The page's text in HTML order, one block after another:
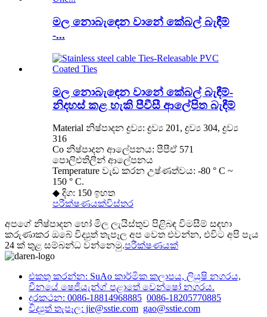
මල නොබැඳෙන වානේ කේබල් බැඳීම්
-...
මල නොබැඳෙන වානේ කේබල් බැඳීම්-
නිදහස් කළ හැකි පීවීසී ආලේපිත බැඳීම්
Material නිෂ්පාදන ද්‍රව්‍ය: ද්‍රව්‍ය 201, ද්‍රව්‍ය 304, ද්‍රව්‍ය
316
Co නිෂ්පාදන ආලේපනය: පීපීඒ 571
පොලිඑතිලීන් ආලේපනය
Temperature වැඩ කරන උෂ්ණත්වය: -80 ° C ~
150 ° C.
◆ දිග: 150 ඉහත
පරීක්ෂණයක්විස්තර
අපගේ නිෂ්පාදන හෝ මිල ලැයිස්තුව පිළිබඳ විමසීම් සඳහා
කරුණාකර ඔබේ විද්‍යුත් තැපෑල අප වෙත එවන්න, එවිට අපි පැය
24 ක් තුළ සම්බන්ධ වන්නෙමු.පරීක්ෂණයක්
එකතු කරන්න: SuAo කාර්මික කලාපය, ලියුෂි නගරය,
චීනයේ ෂෙජියැන්ග් පළාතේ වෙන්ෂෝ නගරය.
දුරකථන: 0086-18814968885 0086-18205770885
විද්‍යුත් තැපෑල: jie@sstie.com gao@sstie.com